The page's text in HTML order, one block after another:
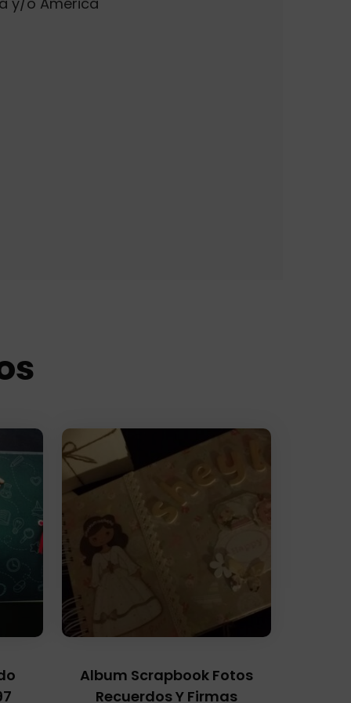
Album Scrapbook Fotos
Recuerdos Y Firmas